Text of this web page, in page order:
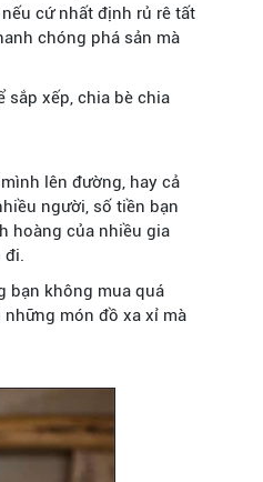
cứ nhất định rủ rê tất
chóng phá sản mà
sắp xếp, chia bè chia
lên đường, hay cả
người, số tiền bạn
hoàng của nhiều gia
đi.
bạn không mua quá
món đồ xa xỉ mà